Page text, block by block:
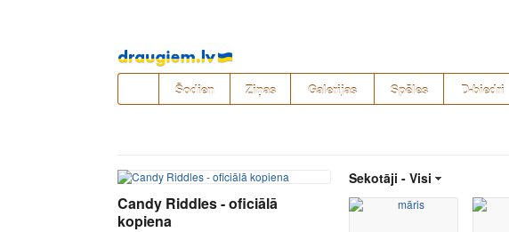
Pāriet
uz
saturu
Šodien Ziņas Galerijas Spēles D-biedri
Candy Riddles - oficiālā
kopiena
Sekotāji - Visi